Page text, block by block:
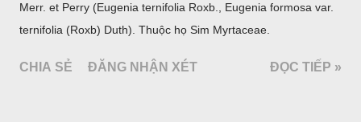
Merr. et Perry (Eugenia ternifolia Roxb., Eugenia formosa var.
ternifolia (Roxb) Duth). Thuộc họ Sim Myrtaceae.
CHIA SẺ ĐĂNG NHẬN XÉT ĐỌC TIẾP »